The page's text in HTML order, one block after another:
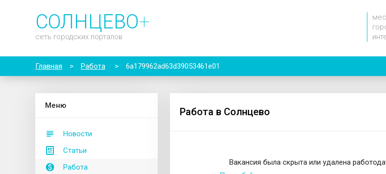
СОЛНЦЕВО+
сеть городских порталов
Главная > Работа > 6a179962ad63d39053461e01
Меню
Новости
Статьи
Работа
Работа в Солнцево
Вакансия была скрыта или удалена